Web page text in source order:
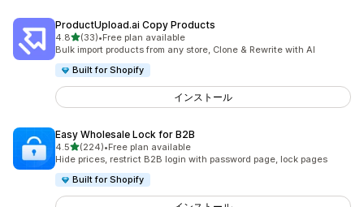
ProductUpload.ai Copy Products
4.85つ星中
(33)
合計レビュー数：33件
•Free plan available
Bulk import products from any store, Clone & Rewrite with AI
Built for Shopify
インストール
Easy Wholesale Lock for B2B
4.55つ星中
(224)
合計レビュー数：224件
•Free plan available
Hide prices, restrict B2B login with password page, lock pages
Built for Shopify